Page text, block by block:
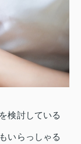
検討している
いらっしゃる